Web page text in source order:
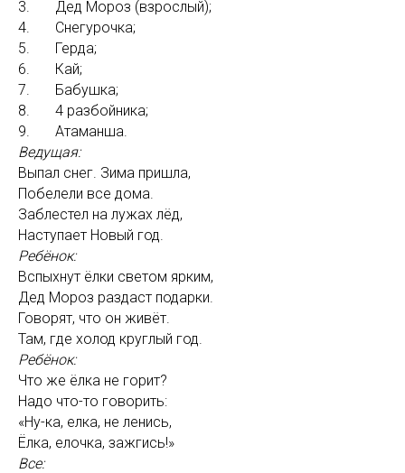
3. Дед Мороз (взрослый);
4. Снегурочка;
5. Герда;
6. Кай;
7. Бабушка;
8. 4 разбойника;
9. Атаманша.
Ведущая:
Выпал снег. Зима пришла,
Побелели все дома.
Заблестел на лужах лёд,
Наступает Новый год.
Ребёнок:
Вспыхнут ёлки светом ярким,
Дед Мороз раздаст подарки.
Говорят, что он живёт.
Там, где холод круглый год.
Ребёнок:
Что же ёлка не горит?
Надо что-то говорить:
«Ну-ка, елка, не ленись,
Ёлка, елочка, зажгись!»
Все: